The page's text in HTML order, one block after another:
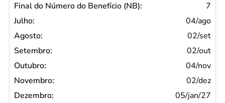
7
04/ago
02/set
02/out
04/nov
02/dez
05/jan/27